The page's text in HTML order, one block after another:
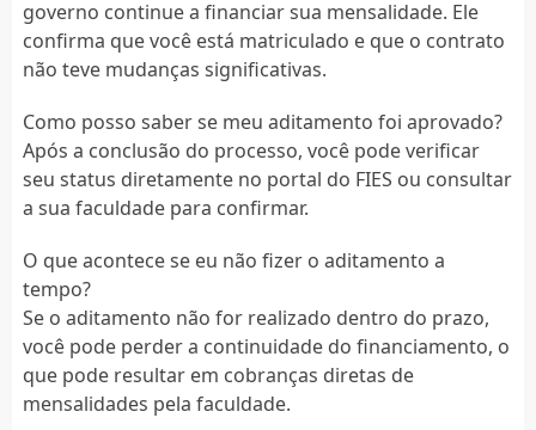
governo continue a financiar sua mensalidade. Ele
confirma que você está matriculado e que o contrato
não teve mudanças significativas.
Como posso saber se meu aditamento foi aprovado?
Após a conclusão do processo, você pode verificar
seu status diretamente no portal do FIES ou consultar
a sua faculdade para confirmar.
O que acontece se eu não fizer o aditamento a
tempo?
Se o aditamento não for realizado dentro do prazo,
você pode perder a continuidade do financiamento, o
que pode resultar em cobranças diretas de
mensalidades pela faculdade.